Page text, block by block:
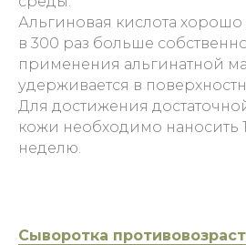
Альгиновая кислота
в 300 раз больше
применения альгинатной
удерживается в
Для достижения
кожи необходимо наносить
неделю.
Сыворотка